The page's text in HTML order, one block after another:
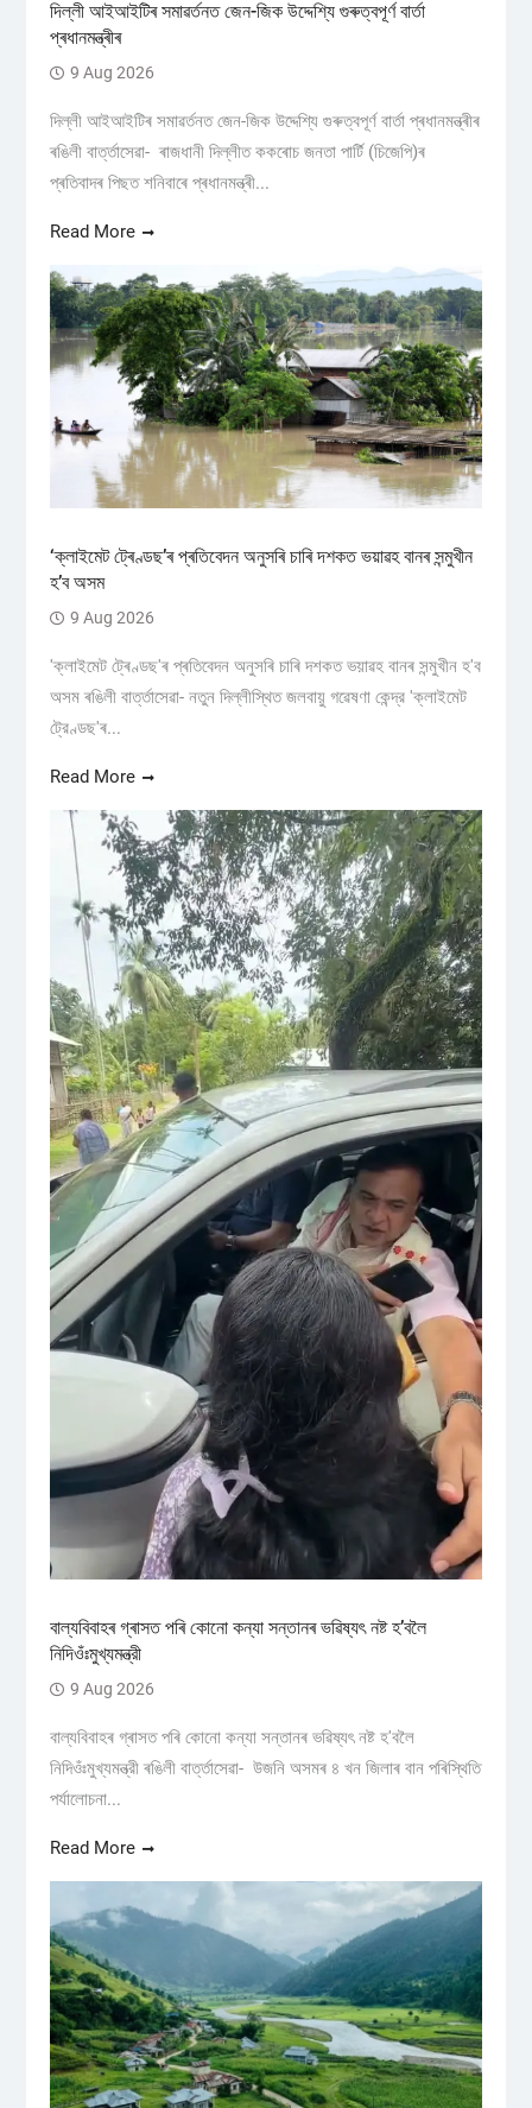
দিল্লী আইআইটিৰ সমাৱৰ্তনত জেন-জিক উদ্দেশ্যি গুৰুত্বপূৰ্ণ বাৰ্তা
প্ৰধানমন্ত্ৰীৰ
9 Aug 2026
দিল্লী আইআইটিৰ সমাৱৰ্তনত জেন-জিক উদ্দেশ্যি গুৰুত্বপূৰ্ণ বাৰ্তা প্ৰধানমন্ত্ৰীৰ
ৰঙিলী বাৰ্ত্তাসেৱা- ৰাজধানী দিল্লীত ককৰোচ জনতা পাৰ্টি (চিজেপি)ৰ
প্ৰতিবাদৰ পিছত শনিবাৰে প্ৰধানমন্ত্ৰী...
Read More
‘ক্লাইমেট ট্ৰেণ্ডছ’ৰ প্ৰতিবেদন অনুসৰি চাৰি দশকত ভয়াৱহ বানৰ সন্মুখীন
হ’ব অসম
9 Aug 2026
'ক্লাইমেট ট্ৰেণ্ডছ'ৰ প্ৰতিবেদন অনুসৰি চাৰি দশকত ভয়াৱহ বানৰ সন্মুখীন হ'ব
অসম ৰঙিলী বাৰ্ত্তাসেৱা- নতুন দিল্লীস্থিত জলবায়ু গৱেষণা কেন্দ্র 'ক্লাইমেট
ট্রেণ্ডছ'ৰ...
Read More
বাল্যবিবাহৰ গ্ৰাসত পৰি কোনো কন্যা সন্তানৰ ভৱিষ্যৎ নষ্ট হ’বলৈ
নিদিওঁঃমুখ্যমন্ত্রী
9 Aug 2026
বাল্যবিবাহৰ গ্ৰাসত পৰি কোনো কন্যা সন্তানৰ ভৱিষ্যৎ নষ্ট হ'বলৈ
নিদিওঁঃমুখ্যমন্ত্রী ৰঙিলী বাৰ্ত্তাসেৱা- উজনি অসমৰ ৪ খন জিলাৰ বান পৰিস্থিতি
পৰ্যালোচনা...
Read More